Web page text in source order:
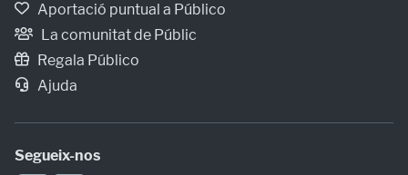
Aportació puntual a Público
La comunitat de Públic
Regala Público
Ajuda
Segueix-nos